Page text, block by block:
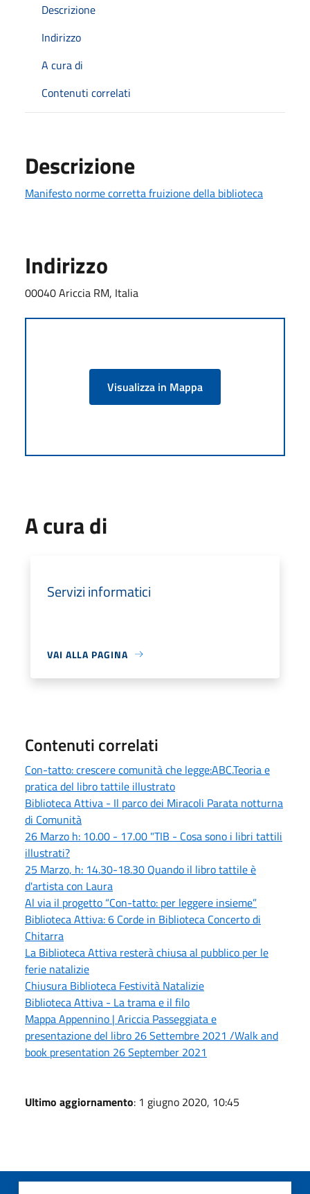
Descrizione
Indirizzo
A cura di
Contenuti correlati
Descrizione
Manifesto norme corretta fruizione della biblioteca
Indirizzo
00040 Ariccia RM, Italia
Visualizza in Mappa
A cura di
Servizi informatici
VAI ALLA PAGINA
Contenuti correlati
Con-tatto: crescere comunità che legge:ABC.Teoria e
pratica del libro tattile illustrato
Biblioteca Attiva - Il parco dei Miracoli Parata notturna
di Comunità
26 Marzo h: 10.00 - 17.00 "TIB - Cosa sono i libri tattili
illustrati?
25 Marzo, h: 14.30-18.30 Quando il libro tattile è
d'artista con Laura
Al via il progetto “Con-tatto: per leggere insieme”
Biblioteca Attiva: 6 Corde in Biblioteca Concerto di
Chitarra
La Biblioteca Attiva resterà chiusa al pubblico per le
ferie natalizie
Chiusura Biblioteca Festività Natalizie
Biblioteca Attiva - La trama e il filo
Mappa Appennino | Ariccia Passeggiata e
presentazione del libro 26 Settembre 2021 /Walk and
book presentation 26 September 2021
Ultimo aggiornamento: 1 giugno 2020, 10:45